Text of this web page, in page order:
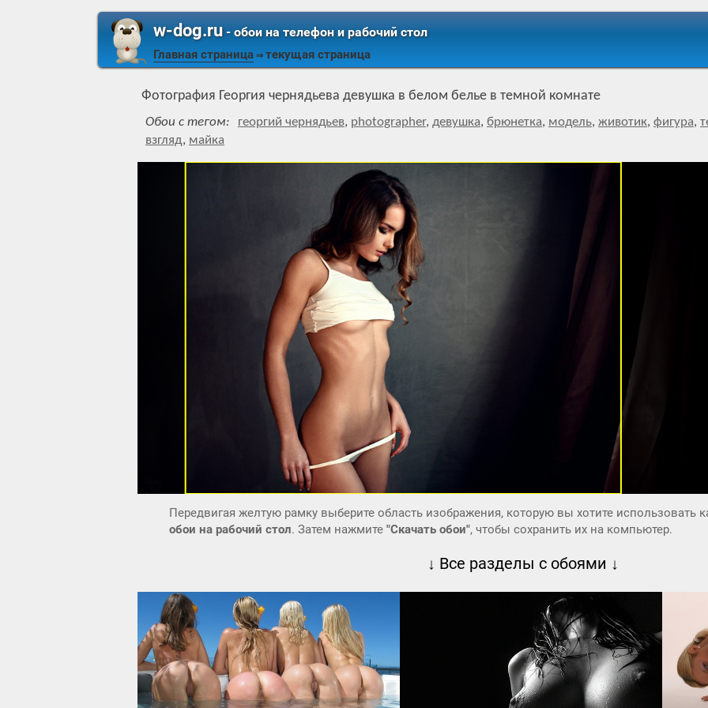
w-dog.ru- обои на телефон и рабочий стол
Главная страница ⇒ текущая страница
Фотография Георгия чернядьева девушка в белом белье в темной комнате
Обои с тегом: георгий чернядьев, photographer, девушка, брюнетка, модель, животик, фигура,
взгляд, майка
Передвигая желтую рамку выберите область изображения, которую вы хотите использовать
обои на рабочий стол. Затем нажмите "Скачать обои", чтобы сохранить их на компьютер.
↓ Все разделы с обоями ↓